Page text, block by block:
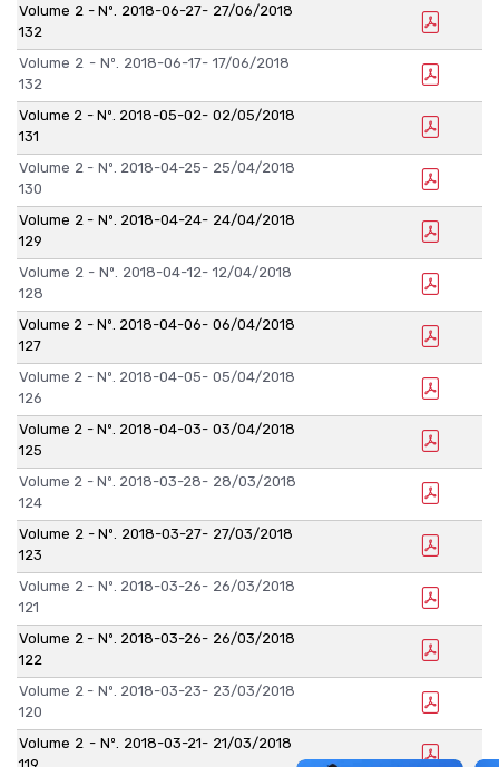
Volume 2 - Nº. 2018-06-27-
132
27/06/2018
Volume 2 - Nº. 2018-06-17-
132
17/06/2018
Volume 2 - Nº. 2018-05-02-
131
02/05/2018
Volume 2 - Nº. 2018-04-25-
130
25/04/2018
Volume 2 - Nº. 2018-04-24-
129
24/04/2018
Volume 2 - Nº. 2018-04-12-
128
12/04/2018
Volume 2 - Nº. 2018-04-06-
127
06/04/2018
Volume 2 - Nº. 2018-04-05-
126
05/04/2018
Volume 2 - Nº. 2018-04-03-
125
03/04/2018
Volume 2 - Nº. 2018-03-28-
124
28/03/2018
Volume 2 - Nº. 2018-03-27-
123
27/03/2018
Volume 2 - Nº. 2018-03-26-
121
26/03/2018
Volume 2 - Nº. 2018-03-26-
122
26/03/2018
Volume 2 - Nº. 2018-03-23-
120
23/03/2018
Volume 2 - Nº. 2018-03-21- 21/03/2018